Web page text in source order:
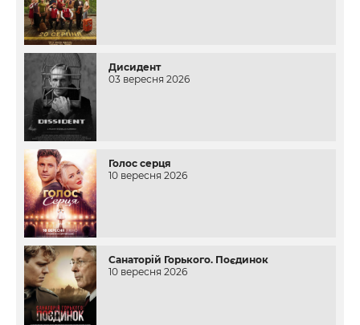
Дисидент
03 вересня 2026
Голос серця
10 вересня 2026
Санаторій Горького. Поєдинок
10 вересня 2026